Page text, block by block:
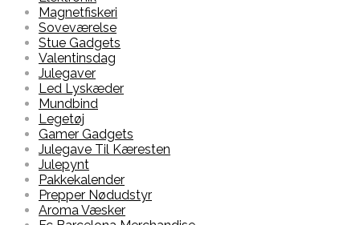
Magnetfiskeri
Soveværelse
Stue Gadgets
Valentinsdag
Julegaver
Led Lyskæder
Mundbind
Legetøj
Gamer Gadgets
Julegave Til Kæresten
Julepynt
Pakkekalender
Prepper Nødudstyr
Aroma Væsker